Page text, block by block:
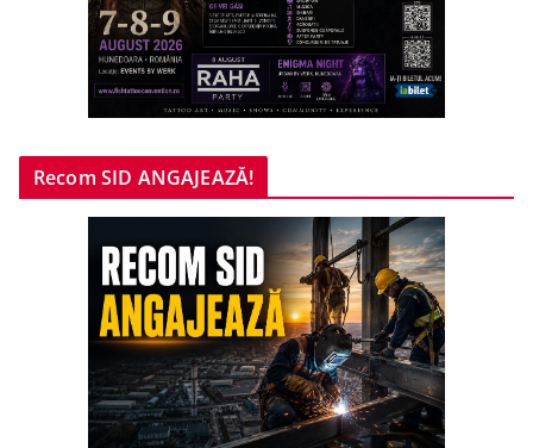
Recom SID ANGAJEAZĂ!